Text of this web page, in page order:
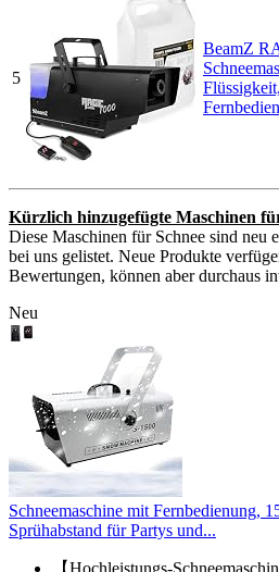
5
BeamZ
Kürzlich hinzugefügte Maschinen
Diese Maschinen für Schnee sind neu
bei uns gelistet. Neue Produkte
Bewertungen, können aber durchaus
Neu
Schneemaschine mit Fernbedienung,
Sprühabstand für Partys und...
【Hochleistungs-